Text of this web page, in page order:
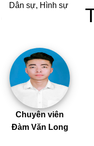
Dân sự, Hình sự
Chuyên viên
Đàm Văn Long